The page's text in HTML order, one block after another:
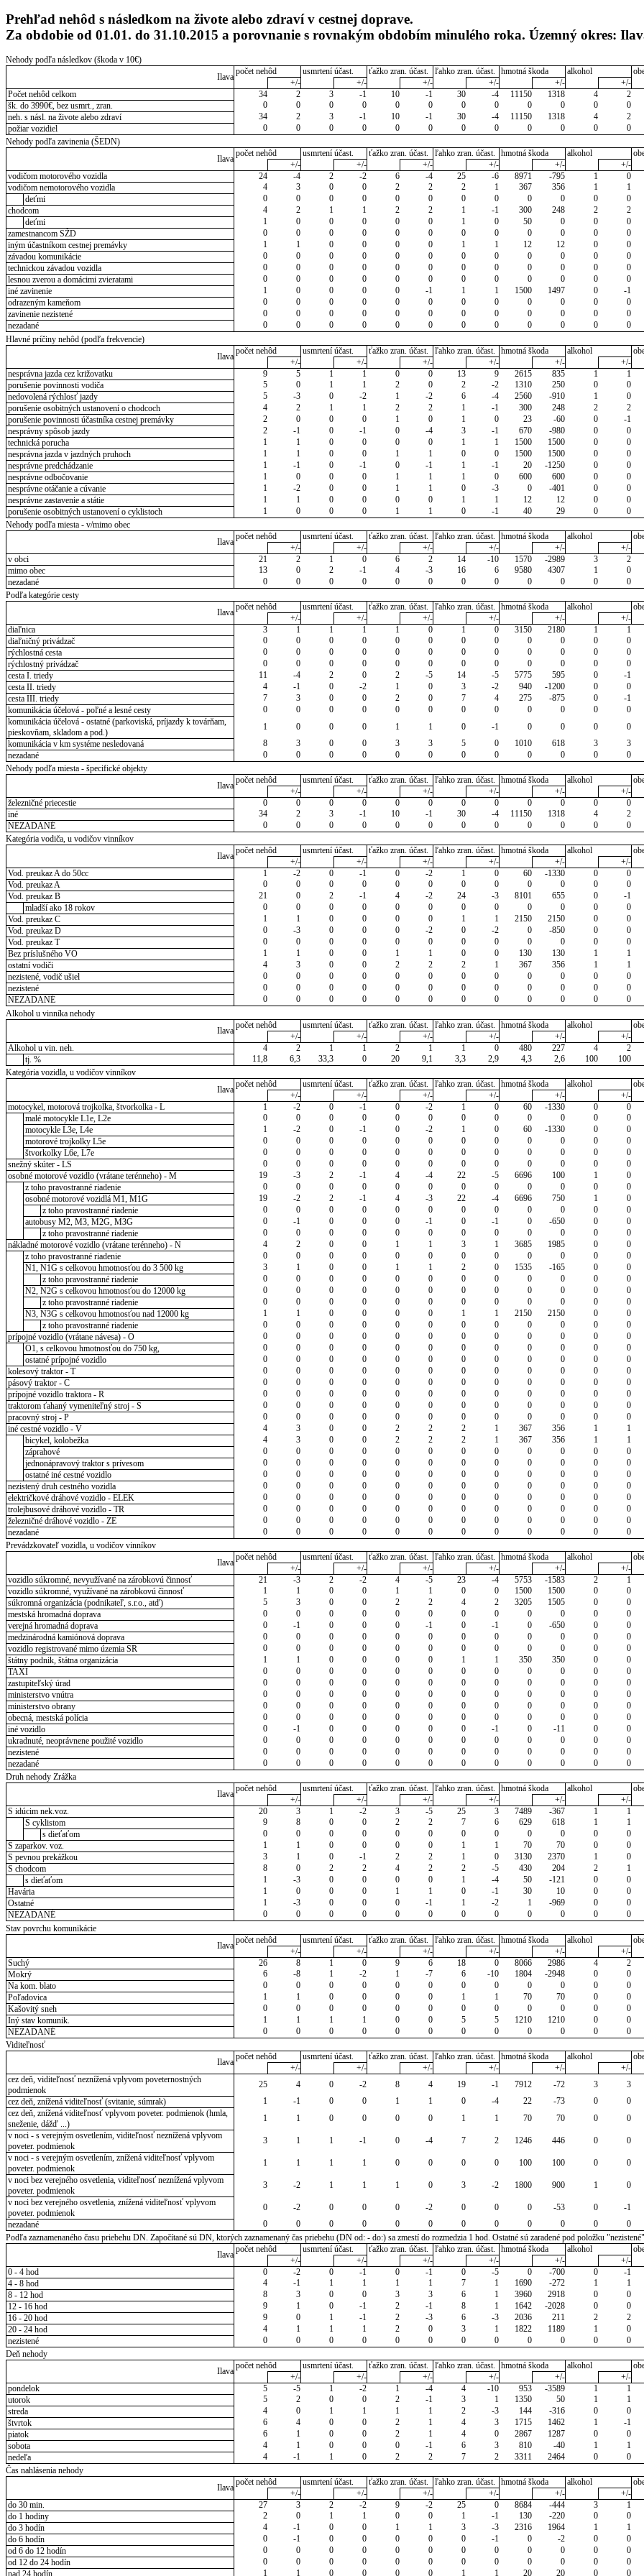
Prehľad nehôd s následkom na živote alebo zdraví v cestnej doprave.
Za obdobie od 01.01. do 31.10.2015 a porovnanie s rovnakým obdobím minulého roka. Územný okres:
Nehody podľa následkov (škoda v 10€)
Ilava
počet nehôd usmrtení účast. ťažko zran. účast. ľahko zran. účast. hmotná škoda alkohol
+/-
+/- +/- +/- +/- +/-
Počet nehôd celkom
34 2 3 -1 10 -1 30 -4 11150 1318 4 2
šk. do 3990€, bez usmrt., zran.
0 0 0 0 0 0 0 0 0 0 0 0
neh. s násl. na živote alebo zdraví
34 2 3 -1 10 -1 30 -4 11150 1318 4 2
požiar vozidiel
0 0 0 0 0 0 0 0 0 0 0 0
Nehody podľa zavinenia (ŠEDN)
Ilava
počet nehôd usmrtení účast. ťažko zran. účast. ľahko zran. účast. hmotná škoda alkohol
+/-
+/- +/- +/- +/- +/-
vodičom motorového vozidla
24 -4 2 -2 6 -4 25 -6 8971 -795 1 0
vodičom nemotorového vozidla
4 3 0 0 2 2 2 1 367 356 1 1
deťmi
0 0 0 0 0 0 0 0 0 0 0 0
chodcom
4 2 1 1 2 2 1 -1 300 248 2 2
deťmi
1 0 0 0 0 0 1 0 50 0 0 0
zamestnancom SŽD
0 0 0 0 0 0 0 0 0 0 0 0
iným účastníkom cestnej premávky
1 1 0 0 0 0 1 1 12 12 0 0
závadou komunikácie
0 0 0 0 0 0 0 0 0 0 0 0
technickou závadou vozidla
0 0 0 0 0 0 0 0 0 0 0 0
lesnou zverou a domácimi zvieratami
0 0 0 0 0 0 0 0 0 0 0 0
iné zavinenie
1 0 0 0 0 -1 1 1 1500 1497 0 -1
odrazeným kameňom
0 0 0 0 0 0 0 0 0 0 0 0
zavinenie nezistené
0 0 0 0 0 0 0 0 0 0 0 0
nezadané
0 0 0 0 0 0 0 0 0 0 0 0
Hlavné príčiny nehôd (podľa frekvencie)
Ilava
počet nehôd usmrtení účast. ťažko zran. účast. ľahko zran. účast. hmotná škoda alkohol
+/-
+/- +/- +/- +/- +/-
nesprávna jazda cez križovatku
9 5 1 1 0 0 13 9 2615 835 1 1
porušenie povinnosti vodiča
5 0 1 1 2 0 2 -2 1310 250 0 0
nedovolená rýchlosť jazdy
5 -3 0 -2 1 -2 6 -4 2560 -910 1 0
porušenie osobitných ustanovení o chodcoch
4 2 1 1 2 2 1 -1 300 248 2 2
porušenie povinnosti účastníka cestnej premávky
2 0 0 0 1 0 1 0 23 -60 0 -1
nesprávny spôsob jazdy
2 -1 0 -1 0 -4 3 -1 670 -980 0 0
technická porucha
1 1 0 0 0 0 1 1 1500 1500 0 0
nesprávna jazda v jazdných pruhoch
1 1 0 0 1 1 0 0 1500 1500 0 0
nesprávne predchádzanie
1 -1 0 -1 0 -1 1 -1 20 -1250 0 0
nesprávne odbočovanie
1 0 0 0 1 1 1 0 600 600 0 0
nesprávne otáčanie a cúvanie
1 -2 0 0 1 1 0 -3 0 -401 0 0
nesprávne zastavenie a státie
1 1 0 0 0 0 1 1 12 12 0 0
porušenie osobitných ustanovení o cyklistoch
1 0 0 0 1 1 0 -1 40 29 0 0
Nehody podľa miesta - v/mimo obec
Ilava
počet nehôd usmrtení účast. ťažko zran. účast. ľahko zran. účast. hmotná škoda alkohol
+/-
+/- +/- +/- +/- +/-
v obci
21 2 1 0 6 2 14 -10 1570 -2989 3 2
mimo obec
13 0 2 -1 4 -3 16 6 9580 4307 1 0
nezadané
0 0 0 0 0 0 0 0 0 0 0 0
Podľa kategórie cesty
Ilava
počet nehôd usmrtení účast. ťažko zran. účast. ľahko zran. účast. hmotná škoda alkohol
+/-
+/- +/- +/- +/- +/-
diaľnica
3 1 1 1 1 0 1 0 3150 2180 1 1
diaľničný privádzač
0 0 0 0 0 0 0 0 0 0 0 0
rýchlostná cesta
0 0 0 0 0 0 0 0 0 0 0 0
rýchlostný privádzač
0 0 0 0 0 0 0 0 0 0 0 0
cesta I. triedy
11 -4 2 0 2 -5 14 -5 5775 595 0 -1
cesta II. triedy
4 -1 0 -2 1 0 3 -2 940 -1200 0 0
cesta III. triedy
7 3 0 0 2 0 7 4 275 -875 0 -1
komunikácia účelová - poľné a lesné cesty
0 0 0 0 0 0 0 0 0 0 0 0
komunikácia účelová - ostatné (parkoviská, príjazdy k továrňam,
pieskovňam, skladom a pod.)
1 0 0 0 1 1 0 -1 0 0 0 0
komunikácia v km systéme nesledovaná
8 3 0 0 3 3 5 0 1010 618 3 3
nezadané
0 0 0 0 0 0 0 0 0 0 0 0
Nehody podľa miesta - špecifické objekty
Ilava
počet nehôd usmrtení účast. ťažko zran. účast. ľahko zran. účast. hmotná škoda alkohol
+/-
+/- +/- +/- +/- +/-
železničné priecestie
0 0 0 0 0 0 0 0 0 0 0 0
iné
34 2 3 -1 10 -1 30 -4 11150 1318 4 2
NEZADANÉ
0 0 0 0 0 0 0 0 0 0 0 0
Kategória vodiča, u vodičov vinníkov
Ilava
počet nehôd usmrtení účast. ťažko zran. účast. ľahko zran. účast. hmotná škoda alkohol
+/-
+/- +/- +/- +/- +/-
Vod. preukaz A do 50cc
1 -2 0 -1 0 -2 1 0 60 -1330 0 0
Vod. preukaz A
0 0 0 0 0 0 0 0 0 0 0 0
Vod. preukaz B
21 0 2 -1 4 -2 24 -3 8101 655 0 -1
mladší ako 18 rokov
0 0 0 0 0 0 0 0 0 0 0 0
Vod. preukaz C
1 1 0 0 0 0 1 1 2150 2150 0 0
Vod. preukaz D
0 -3 0 0 0 -2 0 -2 0 -850 0 0
Vod. preukaz T
0 0 0 0 0 0 0 0 0 0 0 0
Bez príslušného VO
1 1 0 0 1 1 0 0 130 130 1 1
ostatní vodiči
4 3 0 0 2 2 2 1 367 356 1 1
nezistené, vodič ušiel
0 0 0 0 0 0 0 0 0 0 0 0
nezistené
0 0 0 0 0 0 0 0 0 0 0 0
NEZADANÉ
0 0 0 0 0 0 0 0 0 0 0 0
Alkohol u vinníka nehody
Ilava
počet nehôd usmrtení účast. ťažko zran. účast. ľahko zran. účast. hmotná škoda alkohol
+/-
+/- +/- +/- +/- +/-
Alkohol u vin. neh.
4 2 1 1 2 1 1 0 480 227 4 2
tj. %
11,8 6,3 33,3 0 20 9,1 3,3 2,9 4,3 2,6 100 100
Kategória vozidla, u vodičov vinníkov
Ilava
počet nehôd usmrtení účast. ťažko zran. účast. ľahko zran. účast. hmotná škoda alkohol
+/-
+/- +/- +/- +/- +/-
motocykel, motorová trojkolka, štvorkolka - L
1 -2 0 -1 0 -2 1 0 60 -1330 0 0
malé motocykle L1e, L2e
0 0 0 0 0 0 0 0 0 0 0 0
motocykle L3e, L4e
1 -2 0 -1 0 -2 1 0 60 -1330 0 0
motorové trojkolky L5e
0 0 0 0 0 0 0 0 0 0 0 0
štvorkolky L6e, L7e
0 0 0 0 0 0 0 0 0 0 0 0
snežný skúter - LS
0 0 0 0 0 0 0 0 0 0 0 0
osobné motorové vozidlo (vrátane terénneho) - M
19 -3 2 -1 4 -4 22 -5 6696 100 1 0
z toho pravostranné riadenie
0 0 0 0 0 0 0 0 0 0 0 0
osobné motorové vozidlá M1, M1G
19 -2 2 -1 4 -3 22 -4 6696 750 1 0
z toho pravostranné riadenie
0 0 0 0 0 0 0 0 0 0 0 0
autobusy M2, M3, M2G, M3G
0 -1 0 0 0 -1 0 -1 0 -650 0 0
z toho pravostranné riadenie
0 0 0 0 0 0 0 0 0 0 0 0
nákladné motorové vozidlo (vrátane terénneho) - N
4 2 0 0 1 1 3 1 3685 1985 0 0
z toho pravostranné riadenie
0 0 0 0 0 0 0 0 0 0 0 0
N1, N1G s celkovou hmotnosťou do 3 500 kg
3 1 0 0 1 1 2 0 1535 -165 0 0
z toho pravostranné riadenie
0 0 0 0 0 0 0 0 0 0 0 0
N2, N2G s celkovou hmotnosťou do 12000 kg
0 0 0 0 0 0 0 0 0 0 0 0
z toho pravostranné riadenie
0 0 0 0 0 0 0 0 0 0 0 0
N3, N3G s celkovou hmotnosťou nad 12000 kg
1 1 0 0 0 0 1 1 2150 2150 0 0
z toho pravostranné riadenie
0 0 0 0 0 0 0 0 0 0 0 0
prípojné vozidlo (vrátane návesa) - O
0 0 0 0 0 0 0 0 0 0 0 0
O1, s celkovou hmotnosťou do 750 kg,
0 0 0 0 0 0 0 0 0 0 0 0
ostatné prípojné vozidlo
0 0 0 0 0 0 0 0 0 0 0 0
kolesový traktor - T
0 0 0 0 0 0 0 0 0 0 0 0
pásový traktor - C
0 0 0 0 0 0 0 0 0 0 0 0
prípojné vozidlo traktora - R
0 0 0 0 0 0 0 0 0 0 0 0
traktorom ťahaný vymeniteľný stroj - S
0 0 0 0 0 0 0 0 0 0 0 0
pracovný stroj - P
0 0 0 0 0 0 0 0 0 0 0 0
iné cestné vozidlo - V
4 3 0 0 2 2 2 1 367 356 1 1
bicykel, kolobežka
4 3 0 0 2 2 2 1 367 356 1 1
záprahové
0 0 0 0 0 0 0 0 0 0 0 0
jednonápravový traktor s prívesom
0 0 0 0 0 0 0 0 0 0 0 0
ostatné iné cestné vozidlo
0 0 0 0 0 0 0 0 0 0 0 0
nezistený druh cestného vozidla
0 0 0 0 0 0 0 0 0 0 0 0
električkové dráhové vozidlo - ELEK
0 0 0 0 0 0 0 0 0 0 0 0
trolejbusové dráhové vozidlo - TR
0 0 0 0 0 0 0 0 0 0 0 0
železničné dráhové vozidlo - ZE
0 0 0 0 0 0 0 0 0 0 0 0
nezadané
0 0 0 0 0 0 0 0 0 0 0 0
Prevádzkovateľ vozidla, u vodičov vinníkov
Ilava
počet nehôd usmrtení účast. ťažko zran. účast. ľahko zran. účast. hmotná škoda alkohol
+/-
+/- +/- +/- +/- +/-
vozidlo súkromné, nevyužívané na zárobkovú činnosť
21 -3 2 -2 4 -5 23 -4 5753 -1583 2 1
vozidlo súkromné, využívané na zárobkovú činnosť
1 1 0 0 1 1 0 0 1500 1500 0 0
súkromná organizácia (podnikateľ, s.r.o., atď)
5 3 0 0 2 2 4 2 3205 1505 0 0
mestská hromadná doprava
0 0 0 0 0 0 0 0 0 0 0 0
verejná hromadná doprava
0 -1 0 0 0 -1 0 -1 0 -650 0 0
medzinárodná kamiónová doprava
0 0 0 0 0 0 0 0 0 0 0 0
vozidlo registrované mimo územia SR
0 0 0 0 0 0 0 0 0 0 0 0
štátny podnik, štátna organizácia
1 1 0 0 0 0 1 1 350 350 0 0
TAXI
0 0 0 0 0 0 0 0 0 0 0 0
zastupiteľský úrad
0 0 0 0 0 0 0 0 0 0 0 0
ministerstvo vnútra
0 0 0 0 0 0 0 0 0 0 0 0
ministerstvo obrany
0 0 0 0 0 0 0 0 0 0 0 0
obecná, mestská polícia
0 0 0 0 0 0 0 0 0 0 0 0
iné vozidlo
0 -1 0 0 0 0 0 -1 0 -11 0 0
ukradnuté, neoprávnene použité vozidlo
0 0 0 0 0 0 0 0 0 0 0 0
nezistené
0 0 0 0 0 0 0 0 0 0 0 0
nezadané
0 0 0 0 0 0 0 0 0 0 0 0
Druh nehody Zrážka
Ilava
počet nehôd usmrtení účast. ťažko zran. účast. ľahko zran. účast. hmotná škoda alkohol
+/-
+/- +/- +/- +/- +/-
S idúcim nek.voz.
20 3 1 -2 3 -5 25 3 7489 -367 1 1
S cyklistom
9 8 0 0 2 2 7 6 629 618 1 1
s dieťaťom
0 0 0 0 0 0 0 0 0 0 0 0
S zaparkov. voz.
1 1 0 0 0 0 1 1 70 70 0 0
S pevnou prekážkou
3 1 0 -1 2 2 1 0 3130 2370 1 0
S chodcom
8 0 2 2 4 2 2 -5 430 204 2 1
s dieťaťom
1 -3 0 0 0 0 1 -4 50 -121 0 0
Havária
1 0 0 0 1 1 0 -1 30 10 0 0
Ostatné
1 -3 0 0 0 -1 1 -2 1 -969 0 0
NEZADANÉ
0 0 0 0 0 0 0 0 0 0 0 0
Stav povrchu komunikácie
Ilava
počet nehôd usmrtení účast. ťažko zran. účast. ľahko zran. účast. hmotná škoda alkohol
+/-
+/- +/- +/- +/- +/-
Suchý
26 8 1 0 9 6 18 0 8066 2986 4 2
Mokrý
6 -8 1 -2 1 -7 6 -10 1804 -2948 0 0
Na kom. blato
0 0 0 0 0 0 0 0 0 0 0 0
Poľadovica
1 1 0 0 0 0 1 1 70 70 0 0
Kašovitý sneh
0 0 0 0 0 0 0 0 0 0 0 0
Iný stav komunik.
1 1 1 1 0 0 5 5 1210 1210 0 0
NEZADANÉ
0 0 0 0 0 0 0 0 0 0 0 0
Viditeľnosť
Ilava
počet nehôd usmrtení účast. ťažko zran. účast. ľahko zran. účast. hmotná škoda alkohol
+/-
+/- +/- +/- +/- +/-
cez deň, viditeľnosť neznížená vplyvom poveternostných
podmienok
25 4 0 -2 8 4 19 -1 7912 -72 3 3
cez deň, znížená viditeľnosť (svitanie, súmrak)
1 -1 0 0 1 1 0 -4 22 -73 0 0
cez deň, znížená viditeľnosť vplyvom poveter. podmienok (hmla,
sneženie, dážď ...)
1 1 0 0 0 0 1 1 70 70 0 0
v noci - s verejným osvetlením, viditeľnosť neznížená vplyvom
poveter. podmienok
3 1 1 -1 0 -4 7 2 1246 446 0 0
v noci - s verejným osvetlením, znížená viditeľnosť vplyvom
poveter. podmienok
1 1 1 1 0 0 0 0 100 100 0 0
v noci bez verejného osvetlenia, viditeľnosť neznížená vplyvom
poveter. podmienok
3 -2 1 1 1 0 3 -2 1800 900 1 0
v noci bez verejného osvetlenia, znížená viditeľnosť vplyvom
poveter. podmienok
0 -2 0 0 0 -2 0 0 0 -53 0 -1
nezadané
0 0 0 0 0 0 0 0 0 0 0 0
Podľa zaznamenaného času priebehu DN. Započítané sú DN, ktorých zaznamenaný čas priebehu (DN od: - do:) sa zmestí do rozmedzia 1 hod. Ostatné sú zaradené pod položku "nezistené"
Ilava
počet nehôd usmrtení účast. ťažko zran. účast. ľahko zran. účast. hmotná škoda alkohol
+/-
+/- +/- +/- +/- +/-
0 - 4 hod
0 -2 0 -1 0 -1 0 -5 0 -700 0 -1
4 - 8 hod
4 -1 1 1 1 1 7 1 1690 -272 1 1
8 - 12 hod
8 3 0 0 3 3 6 1 3960 2918 0 0
12 - 16 hod
9 1 0 -1 2 -1 8 1 1642 -2028 0 0
16 - 20 hod
9 0 1 -1 2 -3 6 -3 2036 211 2 2
20 - 24 hod
4 1 1 1 2 0 3 1 1822 1189 1 0
nezistené
0 0 0 0 0 0 0 0 0 0 0 0
Deň nehody
Ilava
počet nehôd usmrtení účast. ťažko zran. účast. ľahko zran. účast. hmotná škoda alkohol
+/-
+/- +/- +/- +/- +/-
pondelok
5 -5 1 -2 1 -4 4 -10 953 -3589 1 1
utorok
5 2 0 0 2 -1 3 1 1350 50 1 1
streda
4 0 1 1 1 1 2 -3 144 -316 0 0
štvrtok
6 4 0 0 2 1 4 3 1715 1462 1 -1
piatok
6 1 0 0 2 1 4 0 2867 1287 0 0
sobota
4 1 0 0 0 -1 6 3 810 -40 1 1
nedeľa
4 -1 1 0 2 2 7 2 3311 2464 0 0
Čas nahlásenia nehody
Ilava
počet nehôd usmrtení účast. ťažko zran. účast. ľahko zran. účast. hmotná škoda alkohol
+/-
+/- +/- +/- +/- +/-
do 30 min.
27 3 2 -2 9 -2 25 0 8684 -444 3 1
do 1 hodiny
2 0 1 1 0 0 1 -1 130 -220 0 0
do 3 hodín
4 -1 0 0 1 1 3 -3 2316 1964 1 1
do 6 hodín
0 -1 0 0 0 0 0 -1 0 -2 0 0
od 6 do 12 hodín
0 0 0 0 0 0 0 0 0 0 0 0
od 12 do 24 hodín
0 0 0 0 0 0 0 0 0 0 0 0
1 1 0 0 0 0 1 1 20 20 0 0